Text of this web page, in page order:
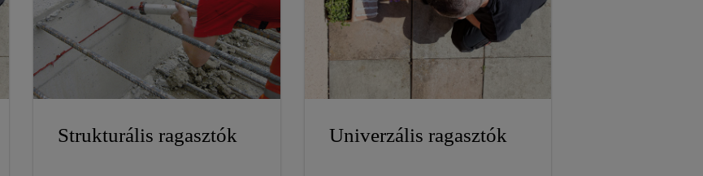
Strukturális ragasztók Univerzális ragasztók